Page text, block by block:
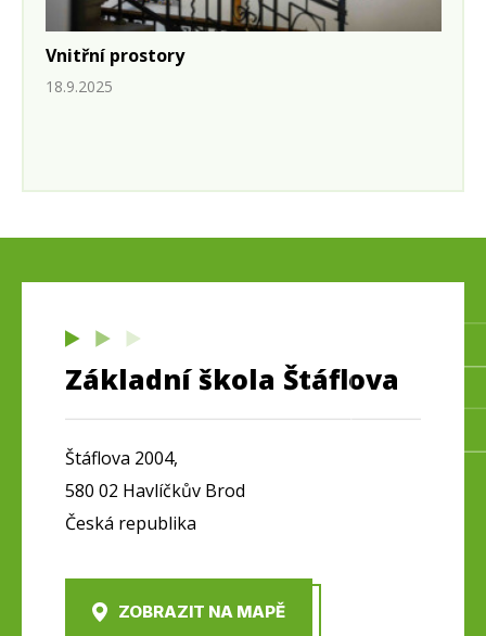
Vnitřní prostory
18.9.2025
Základní škola Štáflova
Štáflova 2004,
580 02 Havlíčkův Brod
Česká republika
ZOBRAZIT NA MAPĚ